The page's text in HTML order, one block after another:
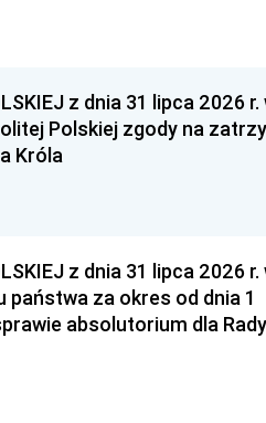
z dnia 31 lipca 2026 r.
Polskiej zgody na
Króla
z dnia 31 lipca 2026 r.
za okres od dnia 1
absolutorium dla Rady